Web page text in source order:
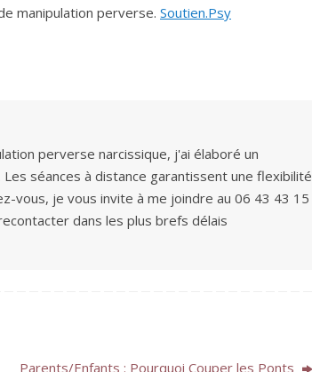
manipulation perverse. Soutien.Psy
perverse narcissique, j'ai élaboré un
séances à distance garantissent une flexibilité
vous, je vous invite à me joindre au 06 43 43 15
dans les plus brefs délais
Parents/Enfants : Pourquoi Couper les Ponts